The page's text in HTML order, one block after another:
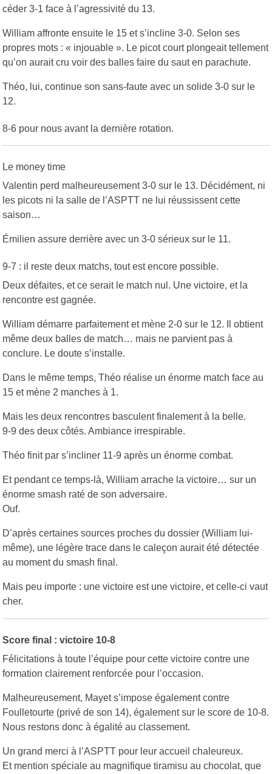
céder 3-1 face à l’agressivité du 13.
William affronte ensuite le 15 et s’incline 3-0. Selon ses
propres mots : « injouable ». Le picot court plongeait tellement
qu’on aurait cru voir des balles faire du saut en parachute.
Théo, lui, continue son sans-faute avec un solide 3-0 sur le
12.
8-6 pour nous avant la dernière rotation.
Le money time
Valentin perd malheureusement 3-0 sur le 13. Décidément, ni
les picots ni la salle de l’ASPTT ne lui réussissent cette
saison…
Émilien assure derrière avec un 3-0 sérieux sur le 11.
9-7 : il reste deux matchs, tout est encore possible.
Deux défaites, et ce serait le match nul. Une victoire, et la
rencontre est gagnée.
William démarre parfaitement et mène 2-0 sur le 12. Il obtient
même deux balles de match… mais ne parvient pas à
conclure. Le doute s’installe.
Dans le même temps, Théo réalise un énorme match face au
15 et mène 2 manches à 1.
Mais les deux rencontres basculent finalement à la belle.
9-9 des deux côtés. Ambiance irrespirable.
Théo finit par s’incliner 11-9 après un énorme combat.
Et pendant ce temps-là, William arrache la victoire… sur un
énorme smash raté de son adversaire.
Ouf.
D’après certaines sources proches du dossier (William lui-
même), une légère trace dans le caleçon aurait été détectée
au moment du smash final.
Mais peu importe : une victoire est une victoire, et celle-ci vaut
cher.
Score final : victoire 10-8
Félicitations à toute l’équipe pour cette victoire contre une
formation clairement renforcée pour l’occasion.
Malheureusement, Mayet s’impose également contre
Foulletourte (privé de son 14), également sur le score de 10-8.
Nous restons donc à égalité au classement.
Un grand merci à l’ASPTT pour leur accueil chaleureux.
Et mention spéciale au magnifique tiramisu au chocolat, que